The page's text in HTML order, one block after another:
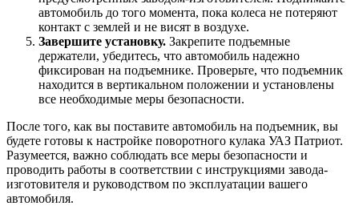
автомобиль до того момента, пока колеса не потеряют
контакт с землей и не висят в воздухе.
Завершите установку. Закрепите подъемные
держатели, убедитесь, что автомобиль надежно
фиксирован на подъемнике. Проверьте, что подъемник
находится в вертикальном положении и установлены
все необходимые меры безопасности.
После того, как вы поставите автомобиль на подъемник, вы
будете готовы к настройке поворотного кулака УАЗ Патриот.
Разумеется, важно соблюдать все меры безопасности и
проводить работы в соответствии с инструкциями завода-
изготовителя и руководством по эксплуатации вашего
автомобиля.